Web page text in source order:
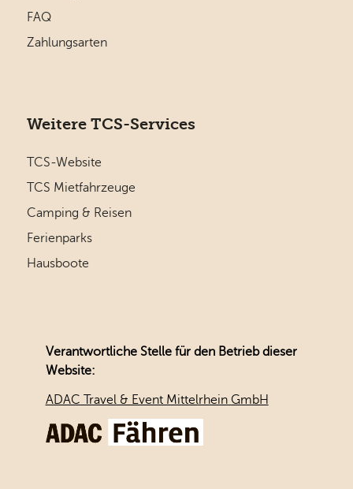
FAQ
Zahlungsarten
Weitere TCS-Services
TCS-Website
TCS Mietfahrzeuge
Camping & Reisen
Ferienparks
Hausboote
Verantwortliche Stelle für den Betrieb dieser
Website:
ADAC Travel & Event Mittelrhein GmbH